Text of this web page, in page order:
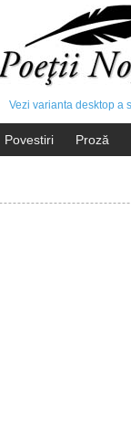
Vezi varianta desktop a
Povestiri Proză